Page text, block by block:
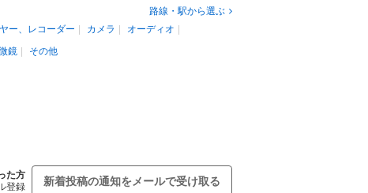
路線・駅から選ぶ
ー、レコーダー カメラ
オーディオ
鏡 その他
た方
登録
新着投稿の通知をメールで受け取る